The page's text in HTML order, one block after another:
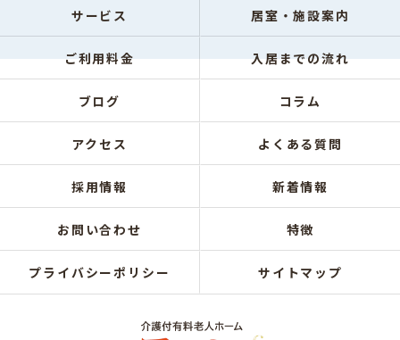
サービス 居室・施設案内
ご利用料金 入居までの流れ
ブログ コラム
アクセス よくある質問
採用情報 新着情報
お問い合わせ 特徴
プライバシーポリシー サイトマップ